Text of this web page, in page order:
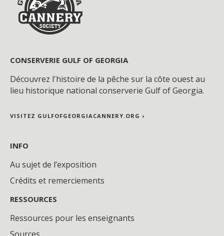
CONSERVERIE GULF OF GEORGIA
Découvrez l'histoire de la pêche sur la côte ouest au
lieu historique national conserverie Gulf of Georgia.
VISITEZ GULFOFGEORGIACANNERY.ORG ›
INFO
Au sujet de l’exposition
Crédits et remerciements
RESSOURCES
Ressources pour les enseignants